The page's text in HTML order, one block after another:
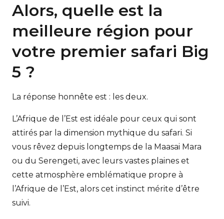
Alors, quelle est la
meilleure région pour
votre premier safari Big
5 ?
La réponse honnête est : les deux.
L’Afrique de l’Est est idéale pour ceux qui sont
attirés par la dimension mythique du safari. Si
vous rêvez depuis longtemps de la Maasai Mara
ou du Serengeti, avec leurs vastes plaines et
cette atmosphère emblématique propre à
l’Afrique de l’Est, alors cet instinct mérite d’être
suivi.